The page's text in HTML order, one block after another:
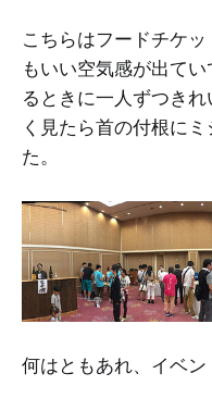
こちらはフードチケ
もいい空気感が出て
るときに一人ずつき
く見たら首の付根に
た。
何はともあれ、イベン